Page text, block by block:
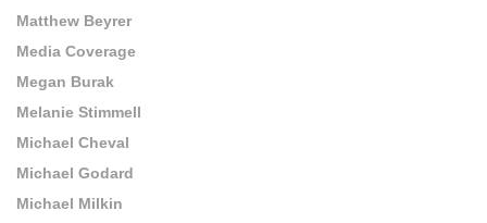
Matthew Beyrer
Media Coverage
Megan Burak
Melanie Stimmell
Michael Cheval
Michael Godard
Michael Milkin